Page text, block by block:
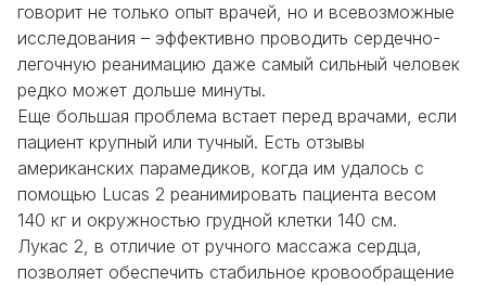
говорит не только опыт врачей, но и всевозможные
исследования – эффективно проводить сердечно-
легочную реанимацию даже самый сильный человек
редко может дольше минуты.
Еще большая проблема встает перед врачами, если
пациент крупный или тучный. Есть отзывы
американских парамедиков, когда им удалось с
помощью Lucas 2 реанимировать пациента весом
140 кг и окружностью грудной клетки 140 см.
Лукас 2, в отличие от ручного массажа сердца,
позволяет обеспечить стабильное кровообращение